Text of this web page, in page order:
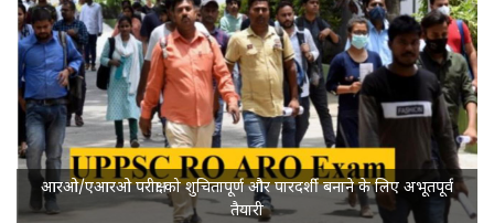
आरओ/एआरओ परीक्षा को शुचितापूर्ण और पारदर्शी बनाने के लिए अभूतपूर्व
तैयारी